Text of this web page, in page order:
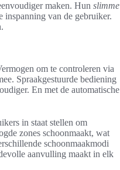
maken. Hun slimme
inspanning van de gebruiker.
om te controleren via
Spraakgestuurde bediening
En met de automatische
in staat stellen om
zones schoonmaakt, wat
schoonmaakmodi
aanvulling maakt in elk